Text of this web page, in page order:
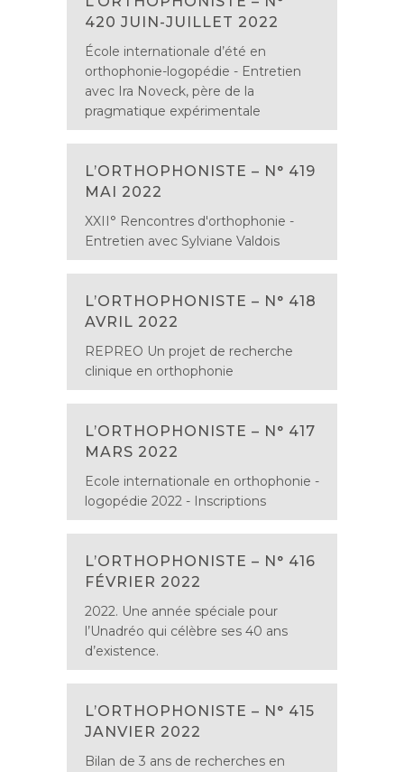
420 JUIN-JUILLET 2022
École internationale d’été en
orthophonie-logopédie - Entretien
avec Ira Noveck, père de la
pragmatique expérimentale
L’ORTHOPHONISTE – N° 419
MAI 2022
XXII° Rencontres d'orthophonie -
Entretien avec Sylviane Valdois
L’ORTHOPHONISTE – N° 418
AVRIL 2022
REPREO Un projet de recherche
clinique en orthophonie
L’ORTHOPHONISTE – N° 417
MARS 2022
Ecole internationale en orthophonie -
logopédie 2022 - Inscriptions
L’ORTHOPHONISTE – N° 416
FÉVRIER 2022
2022. Une année spéciale pour
l’Unadréo qui célèbre ses 40 ans
d’existence.
L’ORTHOPHONISTE – N° 415
JANVIER 2022
Bilan de 3 ans de recherches en